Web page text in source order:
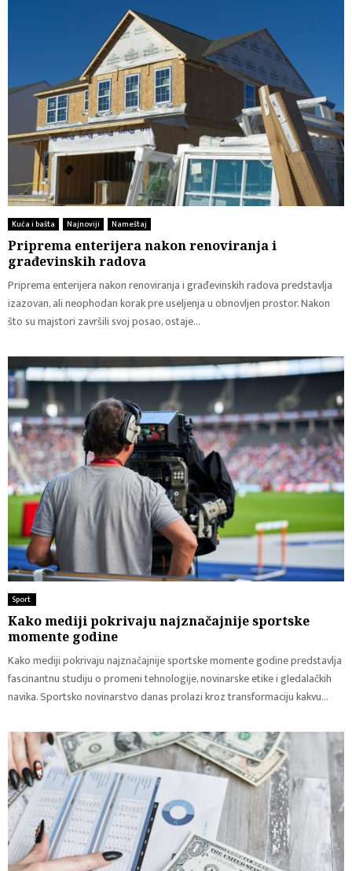
Kuća i bašta Najnoviji Nameštaj
Priprema enterijera nakon renoviranja i
građevinskih radova
Priprema enterijera nakon renoviranja i građevinskih radova predstavlja
izazovan, ali neophodan korak pre useljenja u obnovljen prostor. Nakon
što su majstori završili svoj posao, ostaje...
Sport ​
Kako mediji pokrivaju najznačajnije sportske
momente godine
Kako mediji pokrivaju najznačajnije sportske momente godine predstavlja
fascinantnu studiju o promeni tehnologije, novinarske etike i gledalačkih
navika. Sportsko novinarstvo danas prolazi kroz transformaciju kakvu...